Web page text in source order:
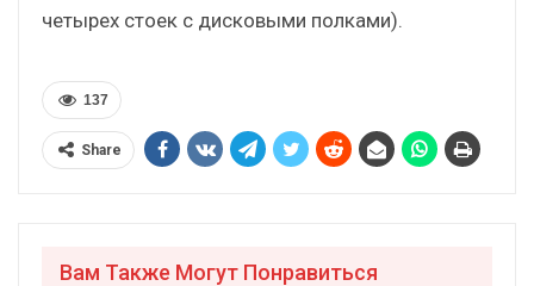
четырех стоек с дисковыми полками).
137
Share
Вам Также Могут Понравиться